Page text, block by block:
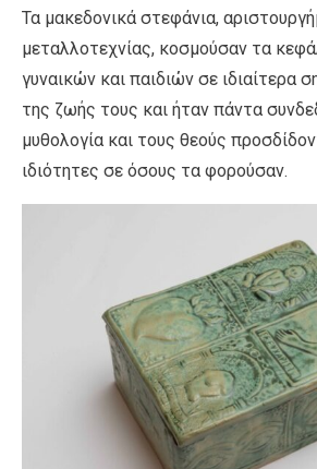
Τα μακεδονικά στεφάνια,
μεταλλοτεχνίας, κοσμούσαν τα
γυναικών και παιδιών σε ιδιαίτερα
της ζωής τους και ήταν πάντα
μυθολογία και τους θεούς
ιδιότητες σε όσους τα φορούσαν.